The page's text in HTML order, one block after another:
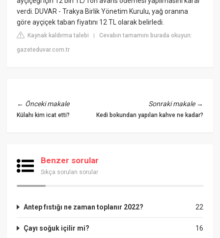
verdi. DUVAR - Trakya Birlik Yönetim Kurulu, yağ oranına
göre ayçiçek taban fiyatını 12 TL olarak belirledi.
Kaynak kaldırma talebi |Cevabın tamamını burada okuyun:
gazeteduvar.com.tr
← Önceki makale
Külahı kim icat etti?
Sonraki makale→
Kedi bokundan yapılan kahve ne kadar?
Benzer sorular
Sıkça sorulan sorular
22
Antep fıstığı ne zaman toplanır 2022?
16
Çayı soğuk içilir mi?